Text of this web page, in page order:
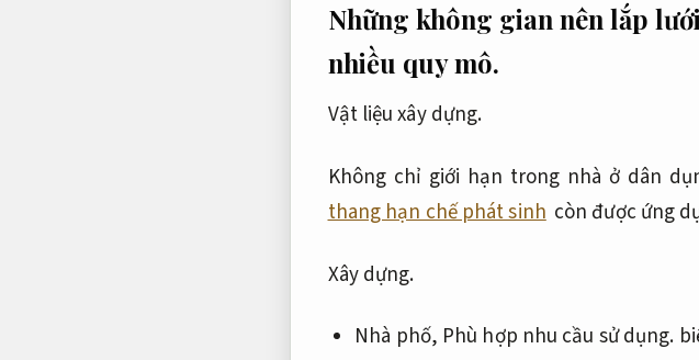
Những không gian nên lắp
nhiều quy mô.
Vật liệu xây dựng.
Không chỉ giới hạn trong nhà ở dân
thang hạn chế phát sinh còn được ứng
Xây dựng.
Nhà phố, Phù hợp nhu cầu sử dụng.